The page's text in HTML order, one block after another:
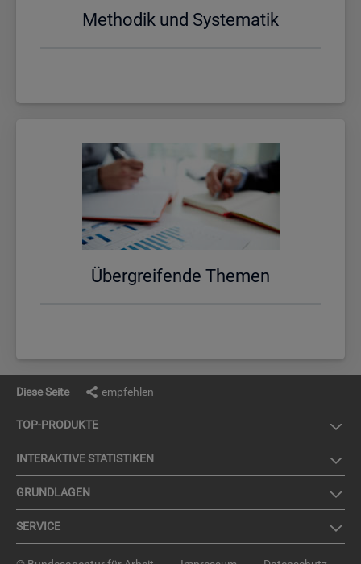
Me­tho­dik und Sys­te­ma­tik
Über­grei­fen­de The­men
Diese Seite empfehlen
TOP-PRO­DUK­TE
IN­TER­AK­TI­VE STA­TIS­TI­KEN
GRUND­LA­GEN
SER­VICE